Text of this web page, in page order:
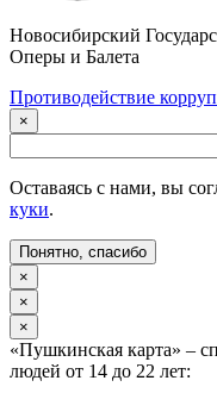
Новосибирский
Оперы и Балета
Противодействие
×
Оставаясь с нами, вы
куки.
Понятно, спасибо
×
×
×
«Пушкинская карта» –
людей от 14 до 22 лет: